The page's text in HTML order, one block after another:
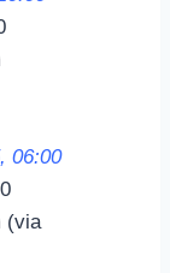
06:00
(via